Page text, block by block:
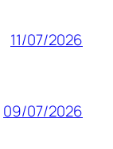
11/07/2026
09/07/2026